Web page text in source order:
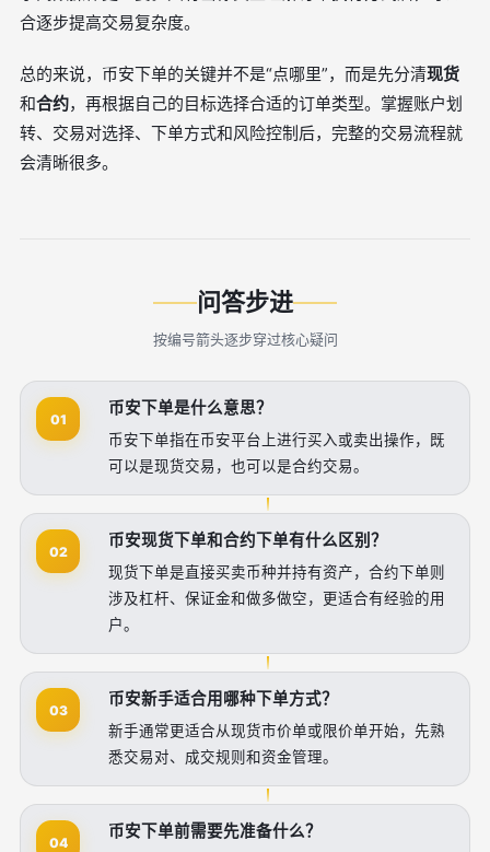
合逐步提高交易复杂度。
总的来说，币安下单的关键并不是“点哪里”，而是先分清现货
和合约，再根据自己的目标选择合适的订单类型。掌握账户划
转、交易对选择、下单方式和风险控制后，完整的交易流程就
会清晰很多。
问答步进
按编号箭头逐步穿过核心疑问
01
币安下单是什么意思？
币安下单指在币安平台上进行买入或卖出操作，既
可以是现货交易，也可以是合约交易。
02
币安现货下单和合约下单有什么区别？
现货下单是直接买卖币种并持有资产，合约下单则
涉及杠杆、保证金和做多做空，更适合有经验的用
户。
03
币安新手适合用哪种下单方式？
新手通常更适合从现货市价单或限价单开始，先熟
悉交易对、成交规则和资金管理。
04
币安下单前需要先准备什么？